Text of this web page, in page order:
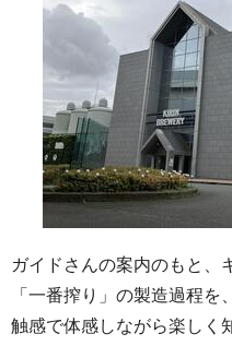
ガイドさんの案内のもと、
「一番搾り」の製造過程を
触感で体感しながら楽しく